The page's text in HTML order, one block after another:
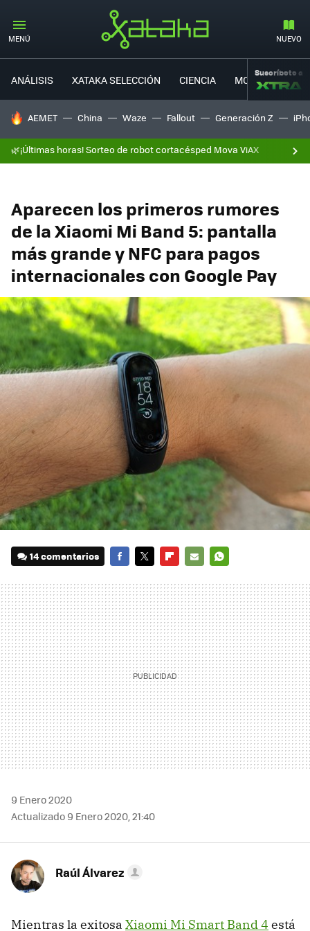
MENÚ NUEVO
ANÁLISIS XATAKA SELECCIÓN CIENCIA MOVILIDAD
Suscríbete a
HOY SE HABLA DE
AEMET China Waze Fallout Generación Z
🌿¡Últimas horas! Sorteo de robot cortacésped Mova ViAX
Aparecen los primeros rumores
de la Xiaomi Mi Band 5: pantalla
más grande y NFC para pagos
internacionales con Google Pay
14 comentarios
MAIL
9 Enero 2020
Actualizado 9 Enero 2020, 21:40
Raúl Álvarez
Mientras la exitosa Xiaomi Mi Smart Band 4 está